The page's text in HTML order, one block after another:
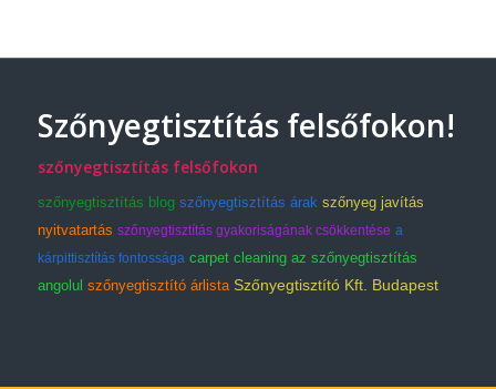
Szőnyegtisztítás felsőfokon!
szőnyegtisztítás felsőfokon
szőnyegtisztítás blog szőnyegtisztítás árak szőnyeg javítás
nyitvatartás szőnyegtisztítás gyakoriságának csökkentése a
kárpittisztítás fontossága carpet cleaning az szőnyegtisztítás
angolul szőnyegtisztító árlista Szőnyegtisztító Kft. Budapest